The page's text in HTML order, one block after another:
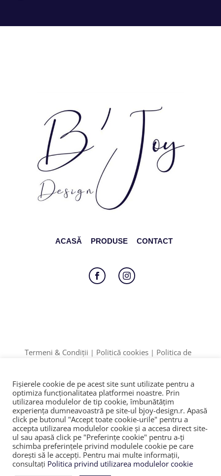
ACASĂ PRODUSE CONTACT
Termeni & Condiții | Politică cookies | Politica de
© 2023| ANPC|SOL
Fișierele cookie de pe acest site sunt utilizate pentru a
optimiza funcţionalitatea platformei noastre. Prin
utilizarea modulelor de tip cookie, îmbunătăţim
experienţa dumneavoastră pe site-ul bjoy-design.r. Apasă
click pe butonul "Accept toate cookie-urile" pentru a
accepta utilizarea modulelor cookie şi a accesa direct site-
ul sau apasă click pe "Preferințe cookie" pentru a-ţi
schimba preferinţele privind modulele cookie pe care
doreşti să le accepţi. Pentru mai multe informaţii,
consultaţi Politica privind utilizarea modulelor cookie